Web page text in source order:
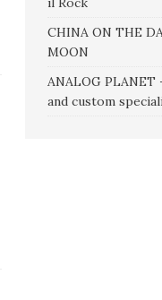
CHINA ON THE
MOON
ANALOG
and custom